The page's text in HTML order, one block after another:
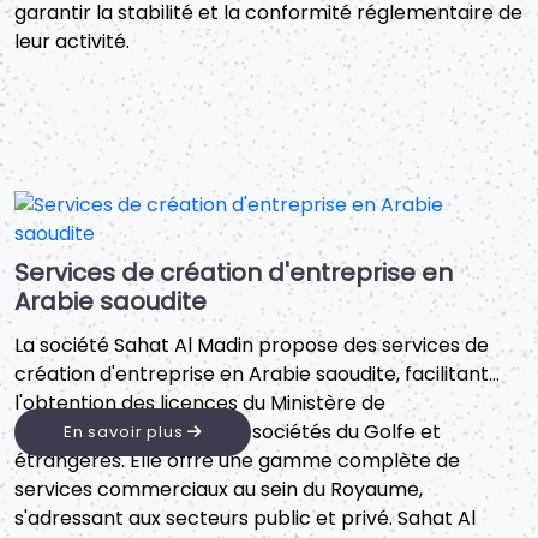
garantir la stabilité et la conformité réglementaire de
leur activité.
Services de création d'entreprise en
Arabie saoudite
La société Sahat Al Madin propose des services de
création d'entreprise en Arabie saoudite, facilitant
l'obtention des licences du Ministère de
l'Investissement pour les sociétés du Golfe et
étrangères. Elle offre une gamme complète de
services commerciaux au sein du Royaume,
s'adressant aux secteurs public et privé. Sahat Al
En savoir plus